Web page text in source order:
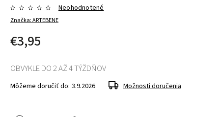
Značka:ARTEBENE
Neohodnotené
€3,95
OBVYKLE DO 2 AŽ 4 TÝŽDŇOV
Môžeme doručiť do: 3.9.2026 Možnosti doručenia